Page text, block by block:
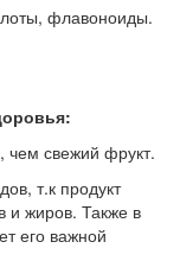
флавоноиды.
чем свежий фрукт.
т.к продукт
и жиров. Также в
его важной